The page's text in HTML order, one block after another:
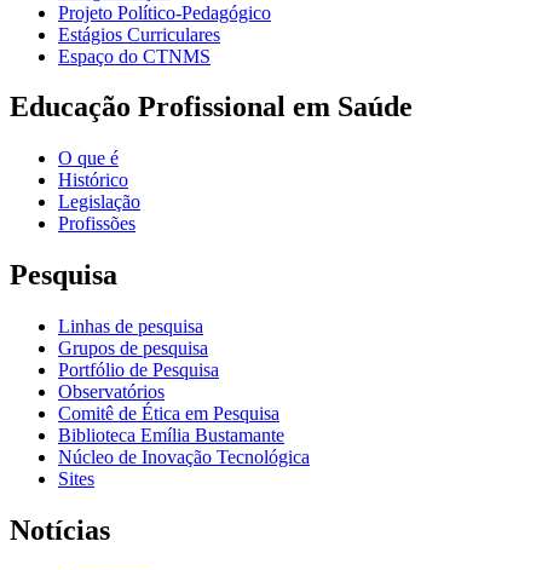
Projeto Político-Pedagógico
Estágios Curriculares
Espaço do CTNMS
Educação Profissional em Saúde
O que é
Histórico
Legislação
Profissões
Pesquisa
Linhas de pesquisa
Grupos de pesquisa
Portfólio de Pesquisa
Observatórios
Comitê de Ética em Pesquisa
Biblioteca Emília Bustamante
Núcleo de Inovação Tecnológica
Sites
Notícias